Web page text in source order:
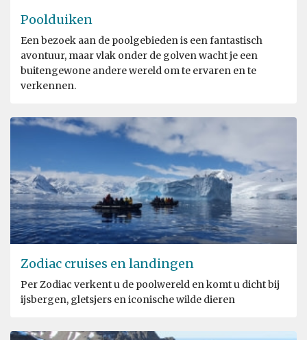
Poolduiken
Een bezoek aan de poolgebieden is een fantastisch
avontuur, maar vlak onder de golven wacht je een
buitengewone andere wereld om te ervaren en te
verkennen.
Zodiac cruises en landingen
Per Zodiac verkent u de poolwereld en komt u dicht bij
ijsbergen, gletsjers en iconische wilde dieren